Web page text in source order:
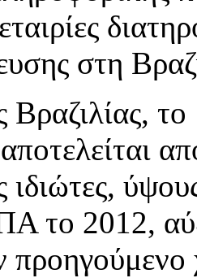
στη
ιδιώτες,
το 2012,
προηγούμενο